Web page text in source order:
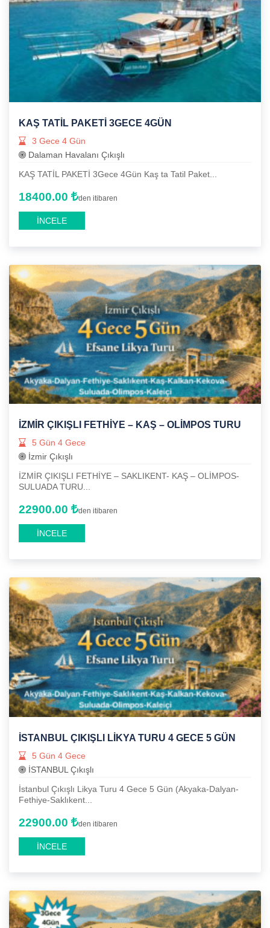
KAŞ TATİL PAKETİ 3GECE 4GÜN
3 Gece 4 Gün
Dalaman Havalanı Çıkışlı
KAŞ TATİL PAKETİ 3Gece 4Gün Kaş ta Tatil Paket...
18400.00 den itibaren
İNCELE
İZMİR ÇIKIŞLI FETHİYE – KAŞ – OLİMPOS TURU
5 Gün 4 Gece
İzmir Çıkışlı
İZMİR ÇIKIŞLI FETHİYE – SAKLIKENT- KAŞ – OLİMPOS-
SULUADA TURU...
22900.00 den itibaren
İNCELE
İSTANBUL ÇIKIŞLI LIKYA TURU 4 GECE 5 GÜN
5 Gün 4 Gece
İSTANBUL Çıkışlı
İstanbul Çıkışlı Likya Turu 4 Gece 5 Gün (Akyaka-Dalyan-
Fethiye-Saklıkent...
22900.00 den itibaren
İNCELE